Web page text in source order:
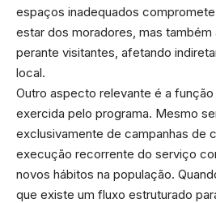
espaços inadequados
estar dos moradores, mas também
perante visitantes, afetando
local.
Outro aspecto relevante é a
exercida pelo programa. Mesmo
exclusivamente de campanhas de
execução recorrente do serviço
novos hábitos na população.
que existe um fluxo estruturado